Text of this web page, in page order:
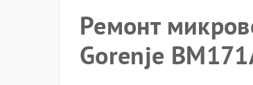
Ремонт
Gorenje